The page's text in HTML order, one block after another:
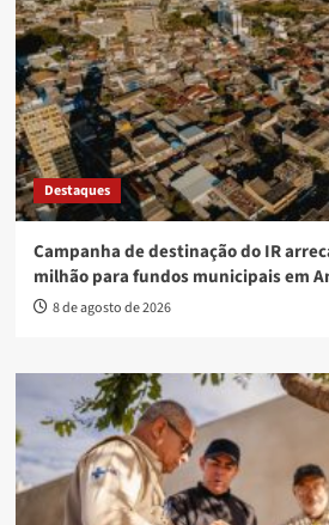
Destaques
Campanha de destinação do IR
milhão para fundos municipais em
8 de agosto de 2026